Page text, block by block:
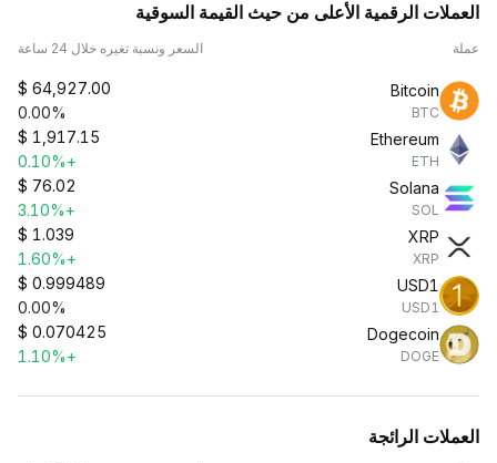
العملات الرقمية الأعلى من حيث القيمة السوقية
عملة السعر ونسبة تغيره خلال 24 ساعة
Bitcoin
BTC
$ 64,927.00
0.00%
Ethereum
ETH
$ 1,917.15
+0.10%
Solana
SOL
$ 76.02
+3.10%
XRP
XRP
$ 1.039
+1.60%
USD1
USD1
$ 0.999489
0.00%
Dogecoin
DOGE
$ 0.070425
+1.10%
العملات الرائجة